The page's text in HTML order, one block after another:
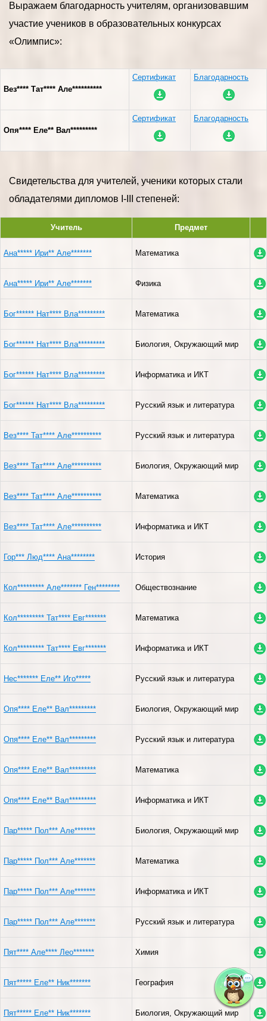
Выражаем благодарность учителям, организовавшим
участие учеников в образовательных конкурсах
«Олимпис»:
Вез**** Тат**** Але**********
Сертификат Благодарность
Опя**** Еле** Вал*********
Сертификат Благодарность
Свидетельства для учителей, ученики которых стали
обладателями дипломов I-III степеней:
Учитель Предмет
Ана***** Ири** Але******* Математика
Ана***** Ири** Але******* Физика
Бог****** Нат**** Вла********* Математика
Бог****** Нат**** Вла********* Биология, Окружающий мир
Бог****** Нат**** Вла********* Информатика и ИКТ
Бог****** Нат**** Вла********* Русский язык и литература
Вез**** Тат**** Але********** Русский язык и литература
Вез**** Тат**** Але********** Биология, Окружающий мир
Вез**** Тат**** Але********** Математика
Вез**** Тат**** Але********** Информатика и ИКТ
Гор*** Люд**** Ана******** История
Кол********* Але******* Ген******** Обществознание
Кол********* Тат**** Евг******* Математика
Кол********* Тат**** Евг******* Информатика и ИКТ
Нес******* Еле** Иго***** Русский язык и литература
Опя**** Еле** Вал********* Биология, Окружающий мир
Опя**** Еле** Вал********* Русский язык и литература
Опя**** Еле** Вал********* Математика
Опя**** Еле** Вал********* Информатика и ИКТ
Пар***** Пол*** Але******* Биология, Окружающий мир
Пар***** Пол*** Але******* Математика
Пар***** Пол*** Але******* Информатика и ИКТ
Пар***** Пол*** Але******* Русский язык и литература
Пят**** Але**** Лео******* Химия
Пят***** Еле** Ник******* География
Пят***** Еле** Ник******* Биология, Окружающий мир